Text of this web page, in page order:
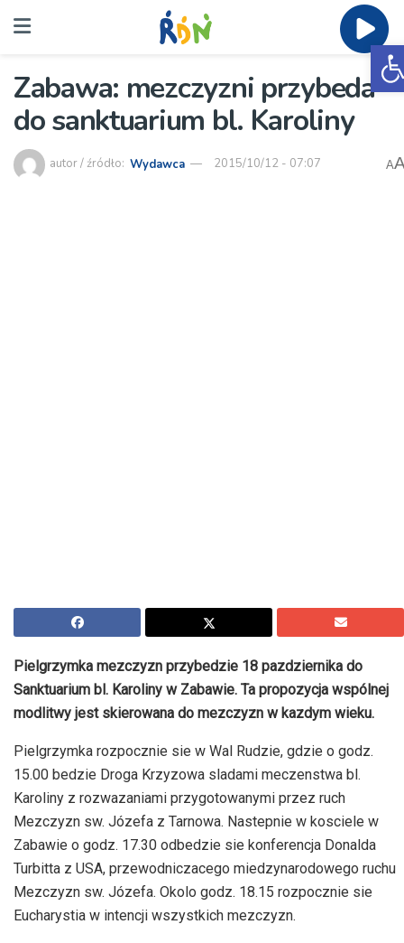
Zabawa: mezczyzni przybeda
do sanktuarium bl. Karoliny
autor / źródło: Wydawca 2015/10/12 - 07:07 A
Pielgrzymka mezczyzn przybedzie 18 pazdziernika do
Sanktuarium bl. Karoliny w Zabawie. Ta propozycja wspólnej
modlitwy jest skierowana do mezczyzn w kazdym wieku.
Pielgrzymka rozpocznie sie w Wal Rudzie, gdzie o godz.
15.00 bedzie Droga Krzyzowa sladami meczenstwa bl.
Karoliny z rozwazaniami przygotowanymi przez ruch
Mezczyzn sw. Józefa z Tarnowa. Nastepnie w kosciele w
Zabawie o godz. 17.30 odbedzie sie konferencja Donalda
Turbitta z USA, przewodniczacego miedzynarodowego ruchu
Mezczyzn sw. Józefa. Okolo godz. 18.15 rozpocznie sie
Eucharystia w intencji wszystkich mezczyzn.